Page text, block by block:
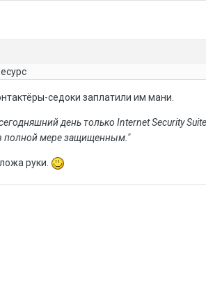
седоки заплатили им мани.
день только Internet Security
полной мере защищенным."
руки.